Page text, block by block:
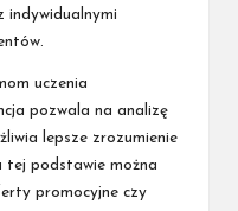
uczenia
pozwala na analizę
lepsze zrozumienie
tej podstawie można
promocyjne czy